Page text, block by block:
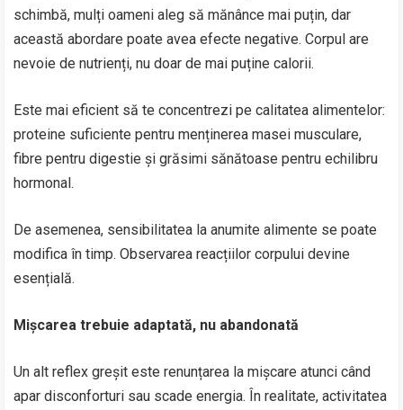
schimbă, mulți oameni aleg să mănânce mai puțin, dar
această abordare poate avea efecte negative. Corpul are
nevoie de nutrienți, nu doar de mai puține calorii.
Este mai eficient să te concentrezi pe calitatea alimentelor:
proteine suficiente pentru menținerea masei musculare,
fibre pentru digestie și grăsimi sănătoase pentru echilibru
hormonal.
De asemenea, sensibilitatea la anumite alimente se poate
modifica în timp. Observarea reacțiilor corpului devine
esențială.
Mișcarea trebuie adaptată, nu abandonată
Un alt reflex greșit este renunțarea la mișcare atunci când
apar disconforturi sau scade energia. În realitate, activitatea